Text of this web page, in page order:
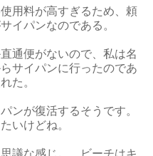
用料が高すぎるため、頼
イパンなのである。
通便がないので、私は名
サイパンに行ったのであ
た。
ンが復活するそうです。
いけどね。
議な感じ。 ビーチはキ